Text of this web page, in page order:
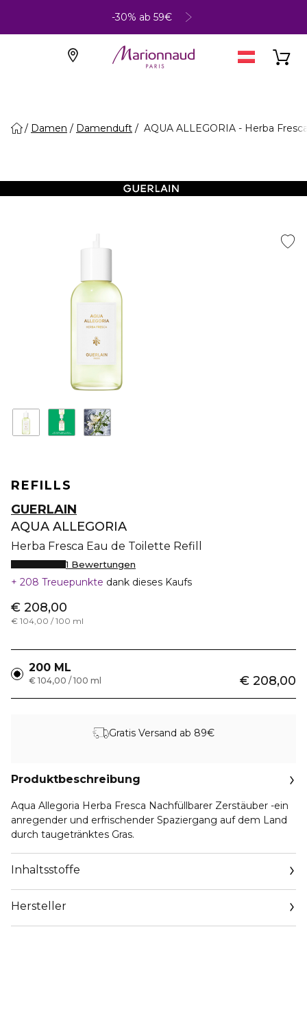
-30% ab 59€
Damen Damenduft AQUA ALLEGORIA - Herba
REFILLS
GUERLAIN
AQUA ALLEGORIA
Herba Fresca Eau de Toilette Refill
1 Bewertungen
208 Treuepunkte dank dieses Kaufs
€ 208,00
€ 104,00 / 100 ml
200 ML
€ 208,00
€ 104,00 / 100 ml
Gratis Versand ab 89€
Produktbeschreibung
Aqua Allegoria Herba Fresca Nachfüllbarer Zerstäuber -ein
anregender und erfrischender Spaziergang auf dem Land
durch taugetränktes Gras.
Inhaltsstoffe
Hersteller